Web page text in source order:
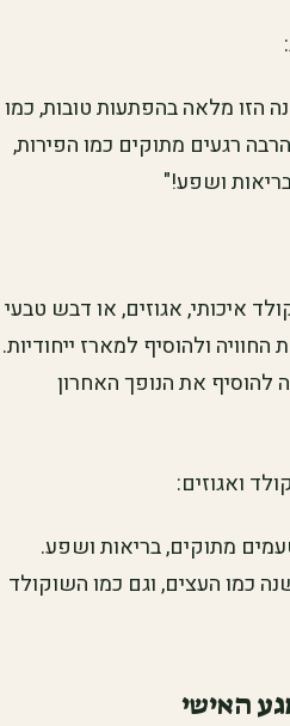
מלאה בהפתעות טובות, כמו
רגעים מתוקים כמו הפירות,
ושפע!"
איכותי, אגוזים, או דבש טבעי
ולהוסיף למארז ייחודיות.
להוסיף את הנופך האחרון
ואגוזים:
מתוקים, בריאות ושפע.
כמו העצים, וגם כמו השוקולד
האישי